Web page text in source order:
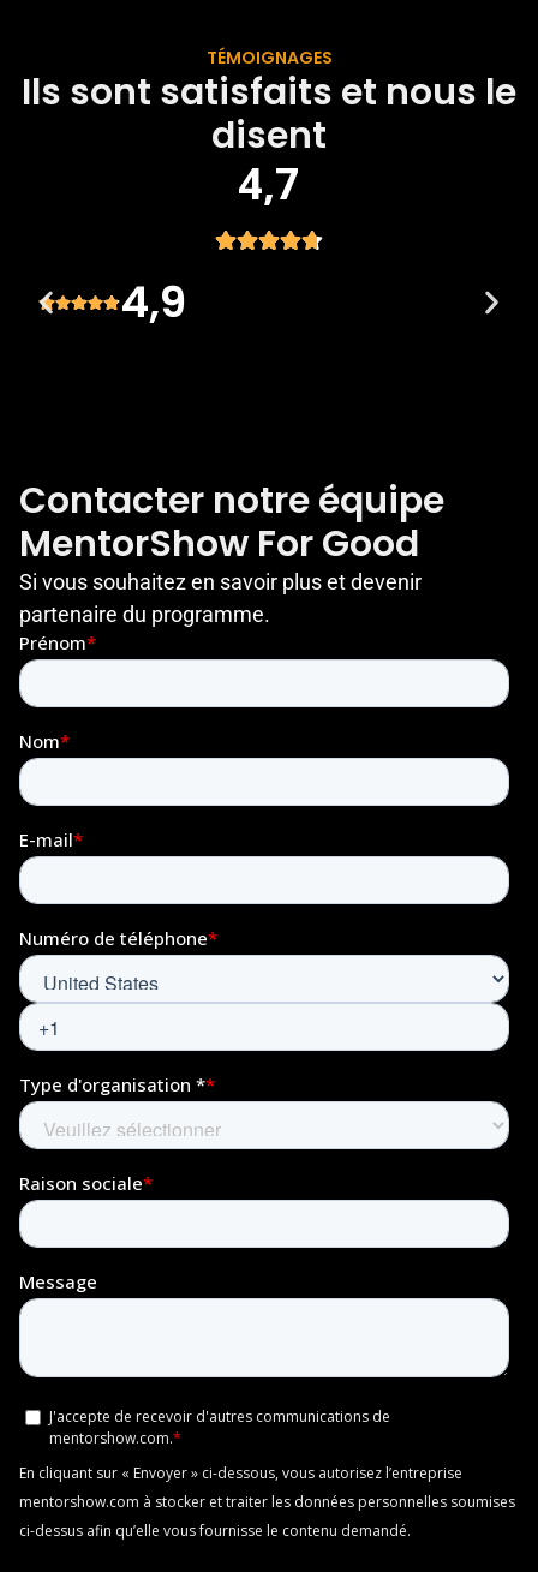
TÉMOIGNAGES
Ils sont satisfaits et nous le
disent
4,7
4,9
Contacter notre équipe
MentorShow For Good
Si vous souhaitez en savoir plus et devenir
partenaire du programme.